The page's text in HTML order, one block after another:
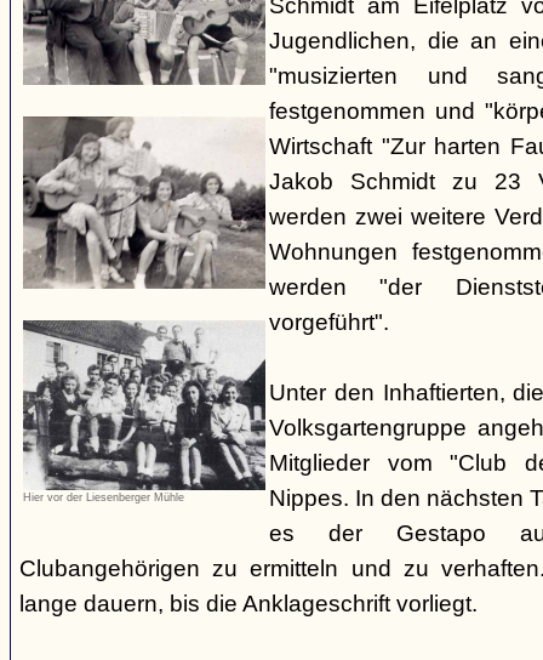
Hier vor der Liesenberger Mühle
Schmidt am Eifelplatz
Jugendlichen, die an
"musizierten und
festgenommen und
Wirtschaft "Zur harten
Jakob Schmidt zu 23
werden zwei weitere
Wohnungen
werden "der
vorgeführt".
Unter den Inhaftierten,
Volksgartengruppe
Mitglieder vom "Club
Nippes. In den nächsten
es der Gestapo
Clubangehörigen zu ermitteln und zu
lange dauern, bis die Anklageschrift vorliegt.